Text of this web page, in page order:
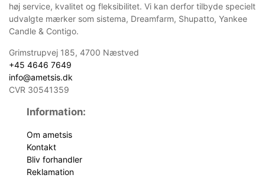
høj service, kvalitet og fleksibilitet. Vi kan derfor tilbyde specielt
udvalgte mærker som sistema, Dreamfarm, Shupatto, Yankee
Candle & Contigo.
Grimstrupvej 185, 4700 Næstved
+45 4646 7649
info@ametsis.dk
CVR 30541359
Information:
Om ametsis
Kontakt
Bliv forhandler
Reklamation